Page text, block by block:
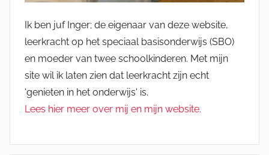
Ik ben juf Inger; de eigenaar van deze website,
leerkracht op het speciaal basisonderwijs (SBO)
en moeder van twee schoolkinderen. Met mijn
site wil ik laten zien dat leerkracht zijn echt
'genieten in het onderwijs' is.
Lees hier meer over mij en mijn website.